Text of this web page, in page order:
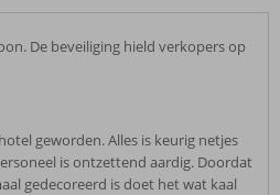
De beveiliging hield verkopers op
geworden. Alles is keurig netjes
is ontzettend aardig. Doordat
gedecoreerd is doet het wat kaal